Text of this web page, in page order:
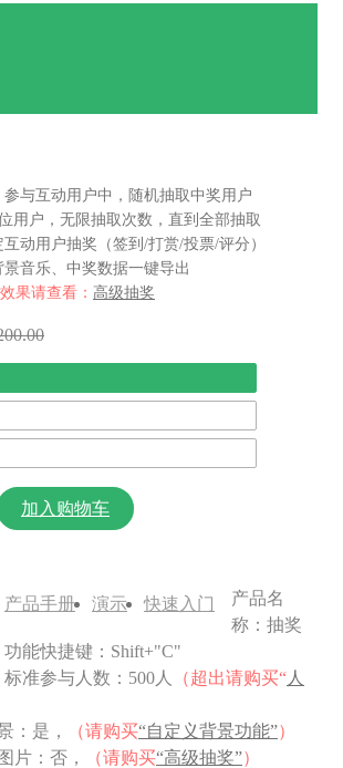
与互动用户中，随机抽取中奖用户
用户，无限抽取次数，直到全部抽取
动用户抽奖（签到/打赏/投票/评分）
音乐、中奖数据一键导出
果请查看： 高级抽奖
加入购物车
产品手册 演示 快速入门
产品名
称：抽奖
功能快捷键：Shift+"C"
标准参与人数：500人
（超出请购买“ 人
：是，
（请购买“自定义背景功能”）
片：否，
（请购买“高级抽奖”）